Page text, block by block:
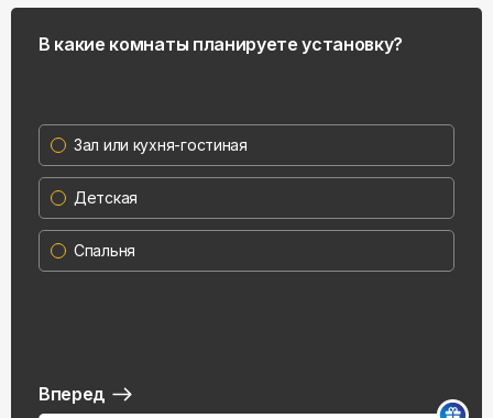
В какие комнаты планируете установку?
Зал или кухня-гостиная
Детская
Спальня
Вперед